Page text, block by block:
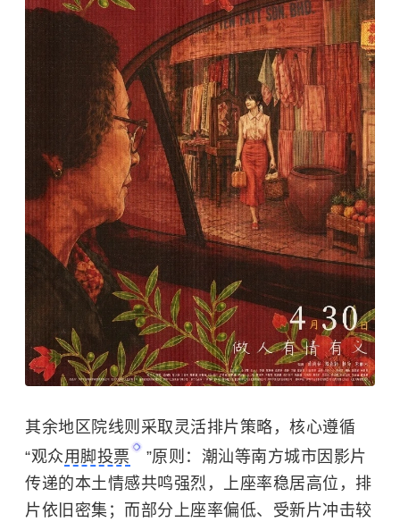
其余地区院线则采取灵活排片策略，核心遵循
“观众用脚投票
”原则：潮汕等南方城市因影片
传递的本土情感共鸣强烈，上座率稳居高位，排
片依旧密集；而部分上座率偏低、受新片冲击较